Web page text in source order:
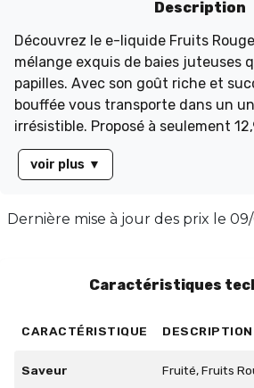
Description
Découvrez le e-liquide Fruits
mélange exquis de baies juteuses
papilles. Avec son goût riche et
bouffée vous transporte dans un
irrésistible. Proposé à seulement
vous permet de profiter d'une
rendant cette expérience encore
est parfait pour une vape pleine de
voir plus ▼
Dernière mise à jour des prix le 09/
Caractéristiques
CARACTÉRISTIQUE DESCRIPTION
Saveur Fruité, Fruits